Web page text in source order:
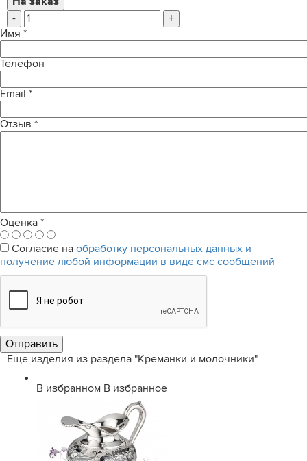
-
+
Имя *
Телефон
Email *
Отзыв *
Оценка *
Согласие на обработку персональных данных и
получение любой информации в виде смс сообщений
Еще изделия из раздела "Креманки и молочники"
В избранном В избранное